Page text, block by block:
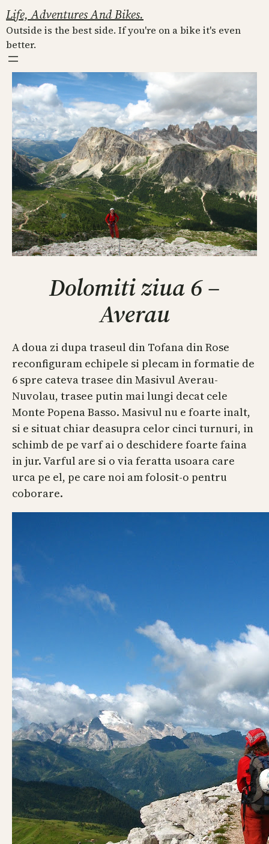
Skip
to
content
Life, Adventures And Bikes.
Outside is the best side. If you're on a bike it's even
better.
Dolomiti ziua 6 –
Averau
A doua zi dupa traseul din Tofana din Rose
reconfiguram echipele si plecam in formatie de
6 spre cateva trasee din Masivul Averau-
Nuvolau, trasee putin mai lungi decat cele
Monte Popena Basso. Masivul nu e foarte inalt,
si e situat chiar deasupra celor cinci turnuri, in
schimb de pe varf ai o deschidere foarte faina
in jur. Varful are si o via feratta usoara care
urca pe el, pe care noi am folosit-o pentru
coborare.